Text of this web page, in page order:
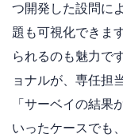
つ開発した設問に
題も可視化できま
られるのも魅力で
ョナルが、専任担
「サーベイの結果
いったケースでも